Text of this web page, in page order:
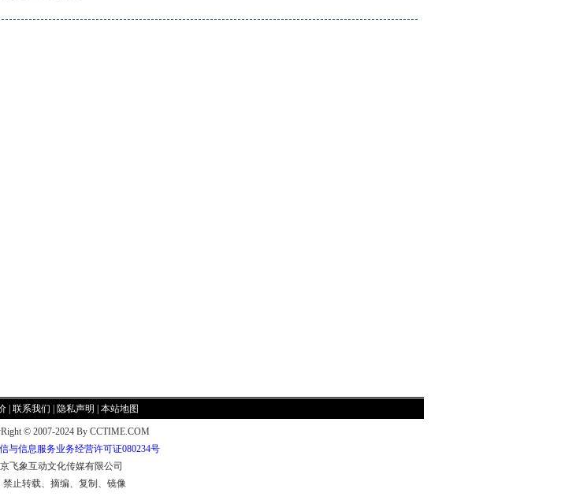
联系我们 隐私声明 本站地图
© 2007-2024 By CCTIME.COM
与信息服务业务经营许可证080234号
飞象互动文化传媒有限公司
禁止转载、摘编、复制、镜像